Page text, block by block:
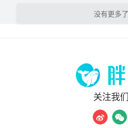
加载更多
关注我们